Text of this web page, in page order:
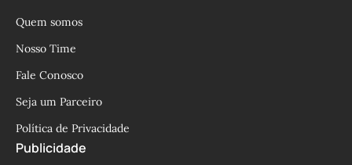
Quem somos
Nosso Time
Fale Conosco
Seja um Parceiro
Política de Privacidade
Publicidade